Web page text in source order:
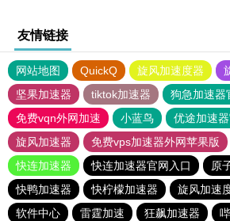
友情链接
网站地图 QuickQ 旋风加速度器
坚果加速器
tiktok加速器
狗急加速器
免费vqn外网加速
小蓝鸟 优途加速
旋风加速器
免费vps加速器外网苹果版
快连加速器
快连加速器官网入口
原
快鸭加速器
快柠檬加速器 旋风加速
软件中心
雷霆加速 狂飙加速器